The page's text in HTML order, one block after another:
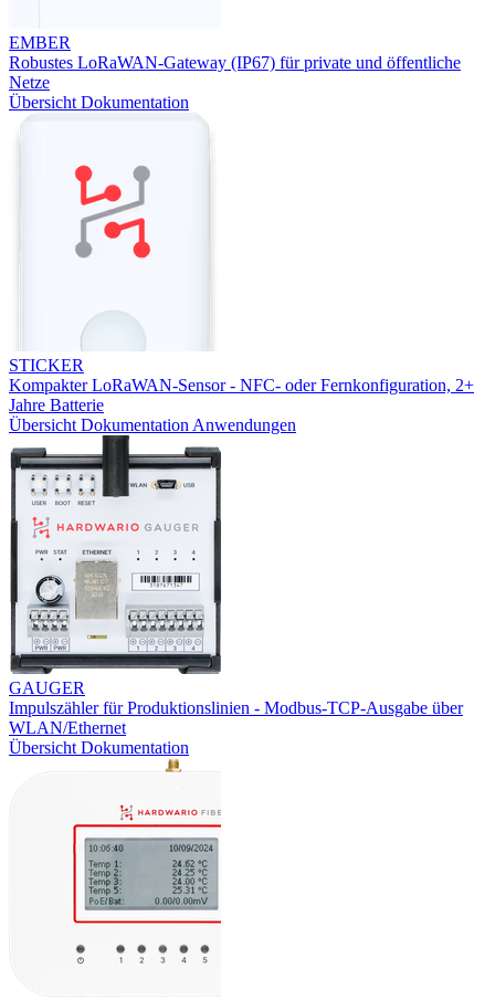
EMBER
Robustes LoRaWAN-Gateway (IP67) für private und öffentliche
Netze
Übersicht Dokumentation
STICKER
Kompakter LoRaWAN-Sensor - NFC- oder Fernkonfiguration, 2+
Jahre Batterie
Übersicht Dokumentation Anwendungen
GAUGER
Impulszähler für Produktionslinien - Modbus-TCP-Ausgabe über
WLAN/Ethernet
Übersicht Dokumentation